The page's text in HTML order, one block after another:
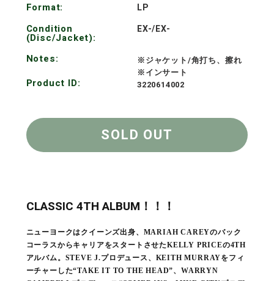
Format: LP
Condition
(Disc/Jacket):
EX-/EX-
Notes:
※ジャケット/角打ち、擦れ
※インサート
Product ID: 3220614002
SOLD OUT
CLASSIC 4TH ALBUM！！！
ニューヨークはクイーンズ出身、MARIAH CAREYのバック
コーラスからキャリアをスタートさせたKELLY PRICEの4TH
アルバム。STEVE J.プロデュース、KEITH MURRAYをフィ
ーチャーした“TAKE IT TO THE HEAD”、WARRYN